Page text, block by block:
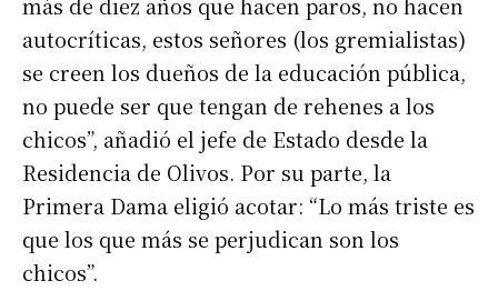
autocríticas, estos señores (los gremialistas)
se creen los dueños de la educación pública,
no puede ser que tengan de rehenes a los
chicos”, añadió el jefe de Estado desde la
Residencia de Olivos. Por su parte, la
Primera Dama eligió acotar: “Lo más triste es
que los que más se perjudican son los
chicos”.